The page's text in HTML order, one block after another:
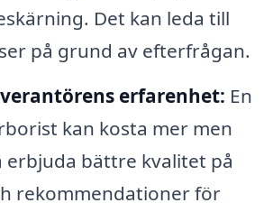
Det kan leda till
på grund av efterfrågan.
erfarenhet: En
kan kosta mer men
erbjuda bättre kvalitet på
rekommendationer för